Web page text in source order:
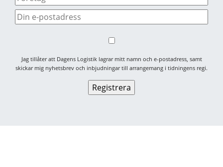
Jag tillåter att Dagens Logistik lagrar mitt namn och e-postadress, samt
skickar mig nyhetsbrev och inbjudningar till arrangemang i tidningens regi.